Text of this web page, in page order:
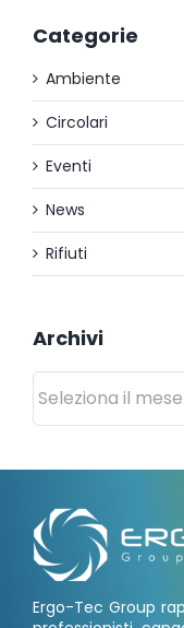
Categorie
Ambiente
Circolari
Eventi
News
Rifiuti
Archivi
Archivi
Ergo-Tec Group